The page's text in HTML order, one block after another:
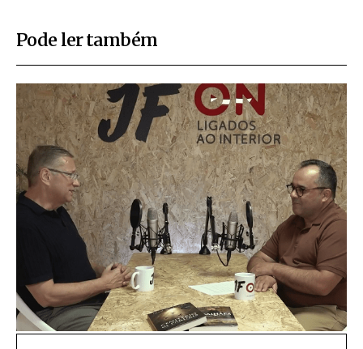
Pode ler também